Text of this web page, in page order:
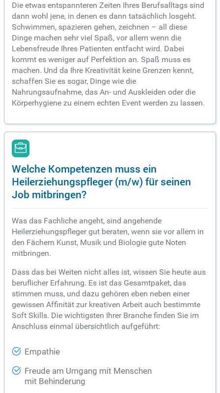
Die etwas entspannteren Zeiten Ihres Berufsalltags sind
dann wohl jene, in denen es dann tatsächlich losgeht.
Schwimmen, spazieren gehen, zeichnen – all diese
Dinge machen sehr viel Spaß, vor allem wenn die
Lebensfreude Ihres Patienten entfacht wird. Dabei
kommt es weniger auf Perfektion an. Spaß muss es
machen. Und da Ihre Kreativität keine Grenzen kennt,
schaffen Sie es sogar, Dinge wie die
Nahrungsaufnahme, das An- und Auskleiden oder die
Körperhygiene zu einem echten Event werden zu lassen.
Welche Kompetenzen muss ein
Heilerziehungspfleger (m/w) für seinen
Job mitbringen?
Was das Fachliche angeht, sind angehende
Heilerziehungspfleger gut beraten, wenn sie vor allem in
den Fächern Kunst, Musik und Biologie gute Noten
mitbringen.
Dass das bei Weiten nicht alles ist, wissen Sie heute aus
beruflicher Erfahrung. Es ist das Gesamtpaket, das
stimmen muss, und dazu gehören eben neben einer
gewissen Affinität zur kreativen Arbeit auch bestimmte
Soft Skills. Die wichtigsten Ihrer Branche finden Sie im
Anschluss einmal übersichtlich aufgeführt:
Empathie
Freude am Umgang mit Menschen
mit Behinderung